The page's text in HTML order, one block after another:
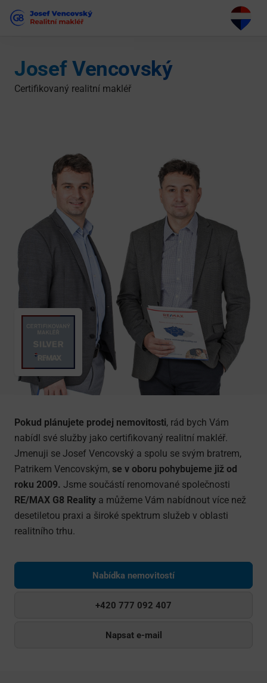
Josef Vencovský
Certifikovaný realitní makléř
Pokud plánujete prodej nemovitosti, rád bych Vám
nabídl své služby jako certifikovaný realitní makléř.
Jmenuji se Josef Vencovský a spolu se svým bratrem,
Patrikem Vencovským, se v oboru pohybujeme již od
roku 2009. Jsme součástí renomované společnosti
RE/MAX G8 Reality a můžeme Vám nabídnout více než
desetiletou praxi a široké spektrum služeb v oblasti
realitního trhu.
Nabídka nemovitostí
+420 777 092 407
Napsat e-mail